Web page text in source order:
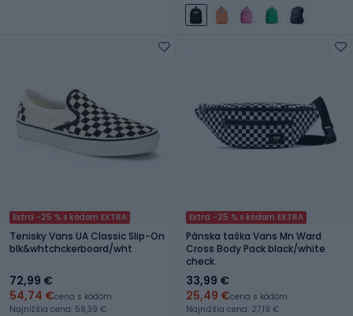
Extra -25 % s kódom EXTRA
Tenisky Vans UA Classic Slip-On
blk&whtchckerboard/wht
72,99 €
54,74 €cena s kódom
Najnižšia cena: 58,39 €
Extra -25 % s kódom EXTRA
Pánska taška Vans Mn Ward
Cross Body Pack black/white
check
33,99 €
25,49 €cena s kódom
Najnižšia cena: 27,19 €